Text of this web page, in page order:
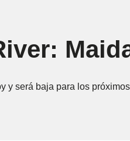
y será baja para los